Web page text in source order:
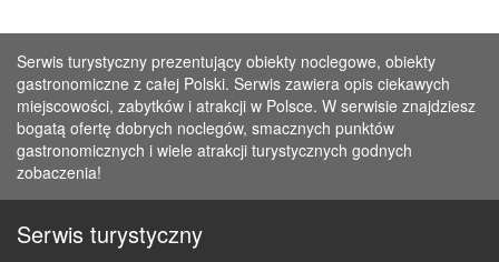
Serwis turystyczny prezentujący obiekty noclegowe, obiekty
gastronomiczne z całej Polski. Serwis zawiera opis ciekawych
miejscowości, zabytków i atrakcji w Polsce. W serwisie znajdziesz
bogatą ofertę dobrych noclegów, smacznych punktów
gastronomicznych i wiele atrakcji turystycznych godnych
zobaczenia!
Serwis turystyczny